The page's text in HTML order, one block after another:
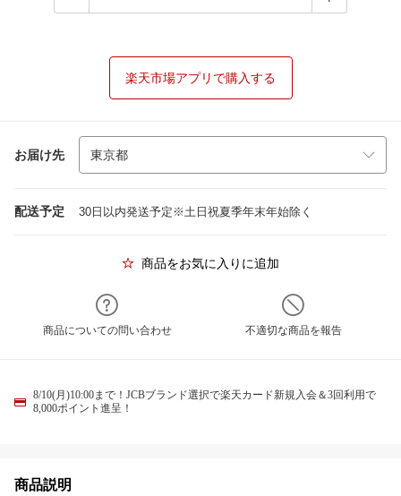
楽天市場アプリで購入する
お届け先
配送予定 30日以内発送予定※土日祝夏季年末年始除く
商品をお気に入りに追加
商品についての問い合わせ 不適切な商品を報告
8/10(月)10:00まで！JCBブランド選択で楽天カード新規入会＆3回利用で
8,000ポイント進呈！
商品説明